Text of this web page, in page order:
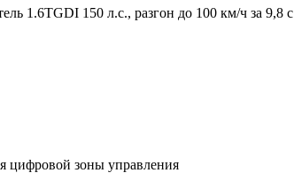
1.6TGDI 150 л.с., разгон до 100 км/ч за 9,8 с
цифровой зоны управления